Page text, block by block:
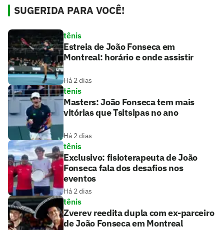
SUGERIDA PARA VOCÊ!
tênis
Estreia de João Fonseca em
Montreal: horário e onde assistir
Há 2 dias
tênis
Masters: João Fonseca tem mais
vitórias que Tsitsipas no ano
Há 2 dias
tênis
Exclusivo: fisioterapeuta de João
Fonseca fala dos desafios nos
eventos
Há 2 dias
tênis
Zverev reedita dupla com ex-parceiro
de João Fonseca em Montreal